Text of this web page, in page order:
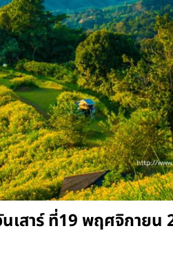
เสาร์ ที่19 พฤศจิกายน